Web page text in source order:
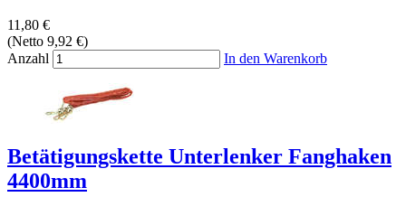
11,80 €
(Netto 9,92 €)
Anzahl
In den Warenkorb
Betätigungskette Unterlenker Fanghaken
4400mm